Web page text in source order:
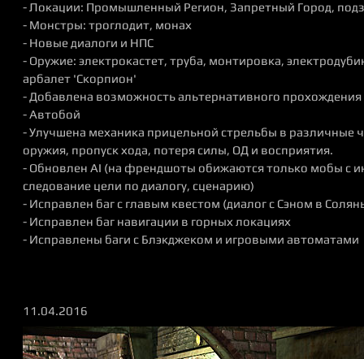
- Локации: Промышленный Регион, Запретный Город,
- Монстры: троглодит, монах
- Новые диалоги и НПС
- Оружие: электрокастет, труба, монтировка,
арбалет 'Скорпион'
- Добавлена возможность альтернативного
- Автобой
- Улучшена механика прицельной стрельбы в различные
оружия, пропуск хода, потеря силы, ОД и восприятия.
- Обновлен AI (на френдшоты обижаются только мобы с
следование цели по диалогу, сценарию)
- Исправлен баг с главым квестом (диалог с Сэном в
- Исправлен баг навигации в горных локациях
- Исправлены баги с Блэкджеком и игровыми автоматами
11.04.2016